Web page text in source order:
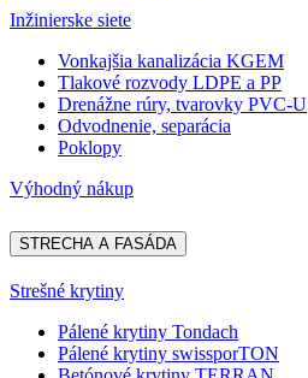
Inžinierske siete
Vonkajšia kanalizácia KGEM
Tlakové rozvody LDPE a PP
Drenážne rúry, tvarovky PVC-U
Odvodnenie, separácia
Poklopy
Výhodný nákup
STRECHA A FASÁDA
Strešné krytiny
Pálené krytiny Tondach
Pálené krytiny swissporTON